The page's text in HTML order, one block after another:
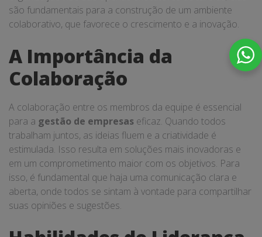
são fundamentais para a construção de um ambiente
colaborativo, que favorece o crescimento e a inovação.
A Importância da
Colaboração
A colaboração entre os membros da equipe é essencial
para a gestão de empresas eficaz. Quando todos
trabalham juntos, as ideias fluem e a criatividade é
estimulada. Isso resulta em soluções mais inovadoras e
em um comprometimento maior com os objetivos. Para
isso, é fundamental que haja uma comunicação clara e
aberta, onde todos se sintam à vontade para compartilhar
suas opiniões e sugestões.